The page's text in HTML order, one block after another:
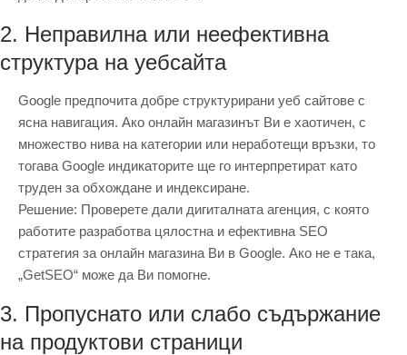
2. Неправилна или неефективна
структура на уебсайта
Google предпочита добре структурирани уеб сайтове с
ясна навигация. Ако онлайн магазинът Ви е хаотичен, с
множество нива на категории или неработещи връзки, то
тогава Google индикаторите ще го интерпретират като
труден за обхождане и индексиране.
Решение: Проверете дали дигиталната агенция, с която
работите разработва цялостна и ефективна SEO
стратегия за онлайн магазина Ви в Google. Ако не е така,
„GetSEO“ може да Ви помогне.
3. Пропуснато или слабо съдържание
на продуктови страници